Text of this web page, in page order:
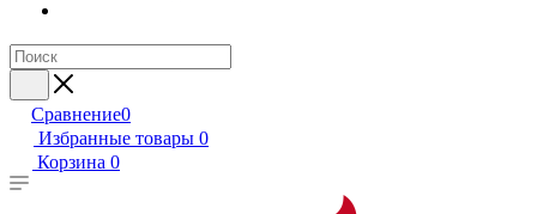
Сравнение0
Избранные товары 0
Корзина 0